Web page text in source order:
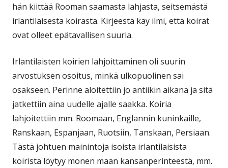
hän kiittää Rooman saamasta lahjasta, seitsemästä
irlantilaisesta koirasta. Kirjeestä käy ilmi, että koirat
ovat olleet epätavallisen suuria.
Irlantilaisten koirien lahjoittaminen oli suurin
arvostuksen osoitus, minkä ulkopuolinen sai
osakseen. Perinne aloitettiin jo antiikin aikana ja sitä
jatkettiin aina uudelle ajalle saakka. Koiria
lahjoitettiin mm. Roomaan, Englannin kuninkaille,
Ranskaan, Espanjaan, Ruotsiin, Tanskaan, Persiaan.
Tästä johtuen mainintoja isoista irlantilaisista
koirista löytyy monen maan kansanperinteestä, mm.